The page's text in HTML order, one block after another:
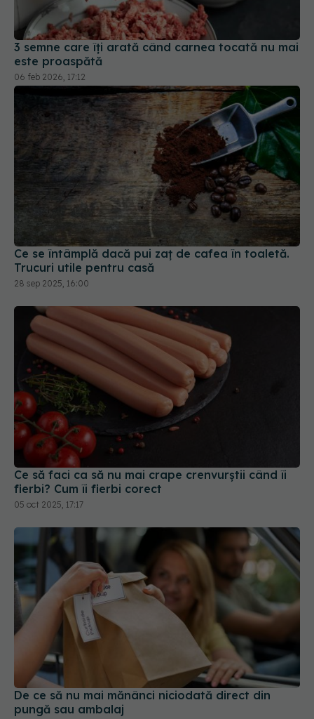
3 semne care îți arată când carnea tocată nu mai
este proaspătă
06 feb 2026, 17:12
Ce se întâmplă dacă pui zaț de cafea în toaletă.
Trucuri utile pentru casă
28 sep 2025, 16:00
Ce să faci ca să nu mai crape crenvurștii când îi
fierbi? Cum îi fierbi corect
05 oct 2025, 17:17
De ce să nu mai mănânci niciodată direct din
pungă sau ambalaj